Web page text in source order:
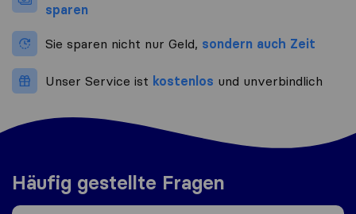
sparen
Sie sparen nicht nur Geld, sondern auch Zeit
Unser Service ist kostenlos und unverbindlich
Häufig gestellte Fragen